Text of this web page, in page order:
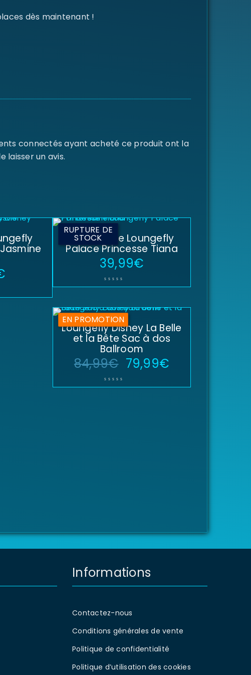
dès maintenant !
connectés ayant acheté ce produit ont la
laisser un avis.
RUPTURE DE
STOCK
Portefeuille Loungefly
Palace Princesse Tiana
39,99€
EN PROMOTION
Loungefly Disney La Belle
et la Bête Sac à dos
Ballroom
84,99€ 79,99€
Informations
Contactez-nous
Conditions générales de vente
Politique de confidentialité
Politique d’utilisation des cookies